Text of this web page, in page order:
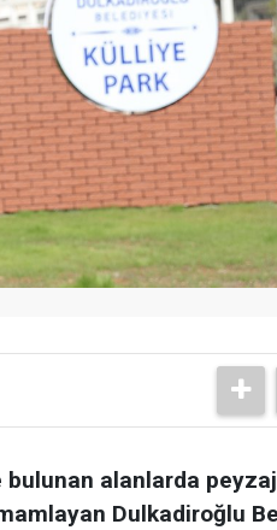
alanlarda peyzaj
Dulkadiroğlu